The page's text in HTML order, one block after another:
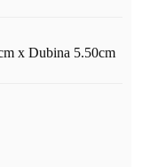
x Dubina 5.50cm